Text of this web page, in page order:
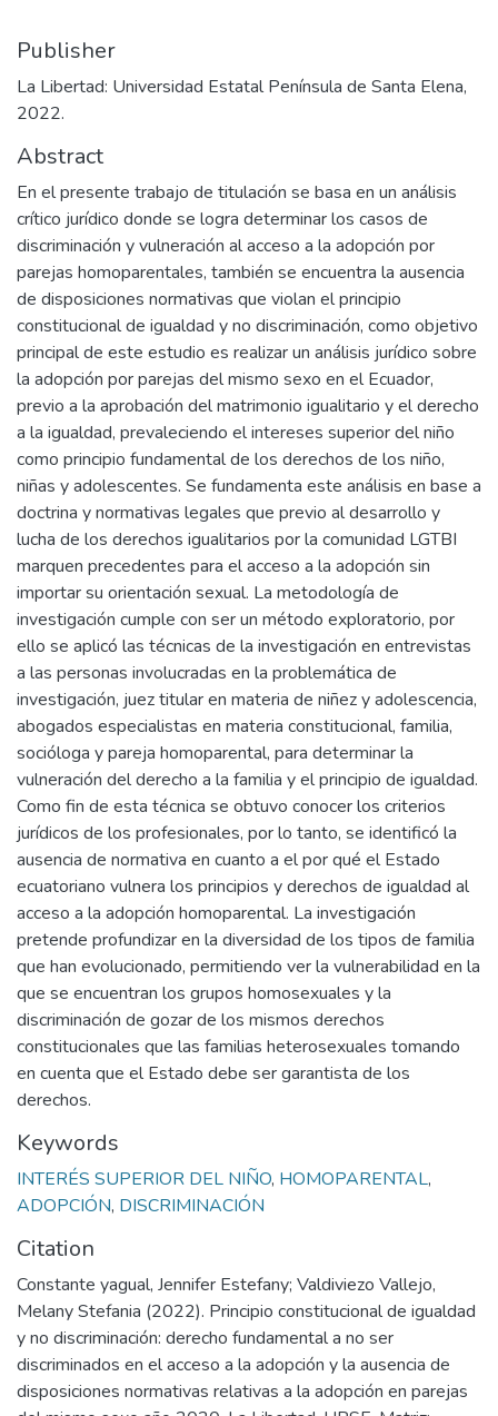
Publisher
La Libertad: Universidad Estatal Península de Santa Elena,
2022.
Abstract
En el presente trabajo de titulación se basa en un análisis
crítico jurídico donde se logra determinar los casos de
discriminación y vulneración al acceso a la adopción por
parejas homoparentales, también se encuentra la ausencia
de disposiciones normativas que violan el principio
constitucional de igualdad y no discriminación, como objetivo
principal de este estudio es realizar un análisis jurídico sobre
la adopción por parejas del mismo sexo en el Ecuador,
previo a la aprobación del matrimonio igualitario y el derecho
a la igualdad, prevaleciendo el intereses superior del niño
como principio fundamental de los derechos de los niño,
niñas y adolescentes. Se fundamenta este análisis en base a
doctrina y normativas legales que previo al desarrollo y
lucha de los derechos igualitarios por la comunidad LGTBI
marquen precedentes para el acceso a la adopción sin
importar su orientación sexual. La metodología de
investigación cumple con ser un método exploratorio, por
ello se aplicó las técnicas de la investigación en entrevistas
a las personas involucradas en la problemática de
investigación, juez titular en materia de niñez y adolescencia,
abogados especialistas en materia constitucional, familia,
socióloga y pareja homoparental, para determinar la
vulneración del derecho a la familia y el principio de igualdad.
Como fin de esta técnica se obtuvo conocer los criterios
jurídicos de los profesionales, por lo tanto, se identificó la
ausencia de normativa en cuanto a el por qué el Estado
ecuatoriano vulnera los principios y derechos de igualdad al
acceso a la adopción homoparental. La investigación
pretende profundizar en la diversidad de los tipos de familia
que han evolucionado, permitiendo ver la vulnerabilidad en la
que se encuentran los grupos homosexuales y la
discriminación de gozar de los mismos derechos
constitucionales que las familias heterosexuales tomando
en cuenta que el Estado debe ser garantista de los
derechos.
Keywords
INTERÉS SUPERIOR DEL NIÑO, HOMOPARENTAL,
ADOPCIÓN, DISCRIMINACIÓN
Citation
Constante yagual, Jennifer Estefany; Valdiviezo Vallejo,
Melany Stefania (2022). Principio constitucional de igualdad
y no discriminación: derecho fundamental a no ser
discriminados en el acceso a la adopción y la ausencia de
disposiciones normativas relativas a la adopción en parejas